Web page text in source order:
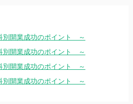
開業成功のポイント ～
開業成功のポイント ～
開業成功のポイント ～
開業成功のポイント ～